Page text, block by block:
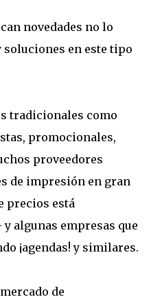
novedades no lo
soluciones en este tipo
tradicionales como
promocionales,
proveedores
de impresión en gran
precios está
algunas empresas que
¡agendas! y similares.
de